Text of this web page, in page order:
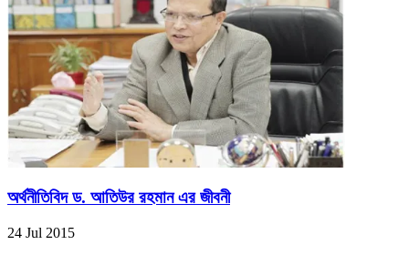
অর্থনীতিবিদ ড. আতিউর রহমান এর জীবনী
24 Jul 2015